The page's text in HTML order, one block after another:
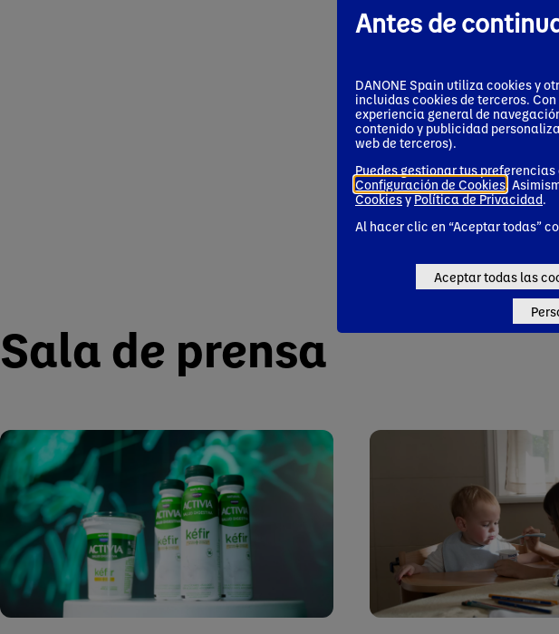
Antes de
DANONE Spain utiliza cookies y
incluidas cookies de terceros.
experiencia general de
contenido y publicidad
web de terceros).
Puedes gestionar tus
Configuración de Cookies.
CookiesyPolítica de Privacidad.
Al hacer clic en “Aceptar todas”
Aceptar todas las
Sala de prensa